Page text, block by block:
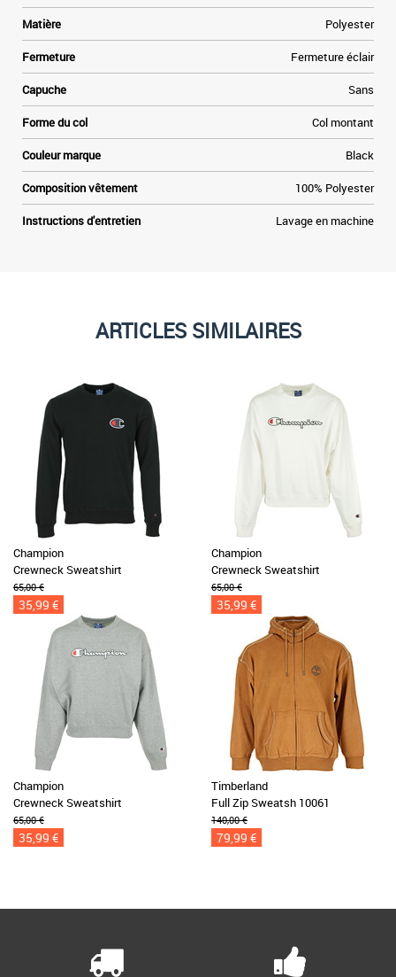
Matière Polyester
Fermeture Fermeture éclair
Capuche Sans
Forme du col Col montant
Couleur marque Black
Composition vêtement 100% Polyester
Instructions d'entretien Lavage en machine
ARTICLES SIMILAIRES
Champion
Crewneck Sweatshirt
65,00 €
35,99 €
Champion
Crewneck Sweatshirt
65,00 €
35,99 €
Champion
Crewneck Sweatshirt
65,00 €
35,99 €
Timberland
Full Zip Sweatsh 10061
140,00 €
79,99 €